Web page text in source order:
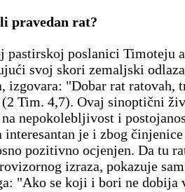
pravedan rat?
pastirskoj poslanici Timoteju
svoj skori zemaljski
izgovara: "Dobar rat ratovah,
Tim. 4,7). Ovaj sinoptični
nepokolebljivost i
interesantan je i zbog
pozitivno ocjenjen. Da tu
izraza, pokazuje
"Ako se koji i bori ne dobija